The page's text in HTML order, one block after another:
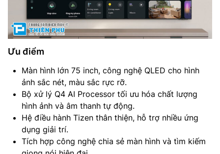
Ưu điểm
Màn hình lớn 75 inch, công nghệ QLED cho hình
ảnh sắc nét, màu sắc rực rỡ.
Bộ xử lý Q4 AI Processor tối ưu hóa chất lượng
hình ảnh và âm thanh tự động.
Hệ điều hành Tizen thân thiện, hỗ trợ nhiều ứng
dụng giải trí.
Tích hợp công nghệ chia sẻ màn hình và tìm kiếm